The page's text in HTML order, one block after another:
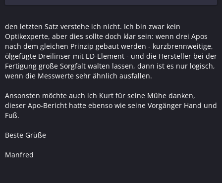
den letzten Satz verstehe ich nicht. Ich bin zwar kein
Optikexperte, aber dies sollte doch klar sein: wenn drei Apos
nach dem gleichen Prinzip gebaut werden - kurzbrennweitige,
ölgefügte Dreilinser mit ED-Element - und die Hersteller bei der
Fertigung große Sorgfalt walten lassen, dann ist es nur logisch,
wenn die Messwerte sehr ähnlich ausfallen.
Ansonsten möchte auch ich Kurt für seine Mühe danken,
dieser Apo-Bericht hatte ebenso wie seine Vorgänger Hand und
Fuß.
Beste Grüße
Manfred